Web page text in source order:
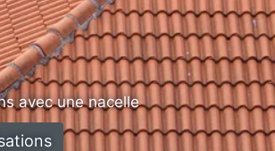
avec une nacelle